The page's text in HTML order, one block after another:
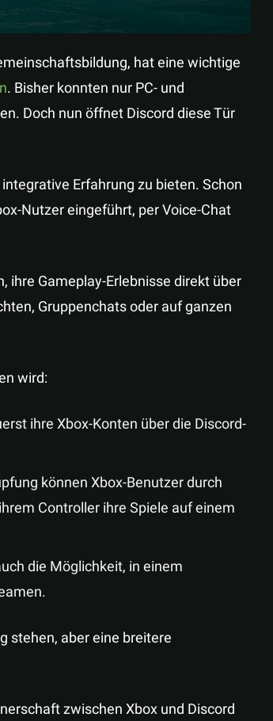
hat eine wichtige
. Bisher konnten nur PC- und
Doch nun öffnet Discord diese Tür
Erfahrung zu bieten. Schon
Nutzer eingeführt, per Voice-Chat
ihre Gameplay-Erlebnisse direkt über
Gruppenchats oder auf ganzen
wird:
ihre Xbox-Konten über die Discord-
können Xbox-Benutzer durch
Controller ihre Spiele auf einem
die Möglichkeit, in einem
stehen, aber eine breitere
zwischen Xbox und Discord